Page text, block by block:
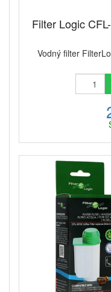
Filter Logic
Vodný filter